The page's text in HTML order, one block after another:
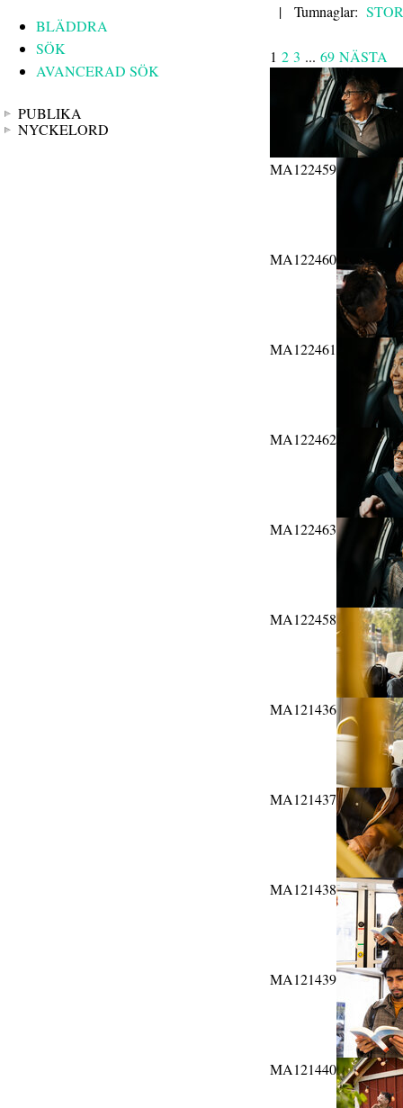
BLÄDDRA
SÖK
AVANCERAD SÖK
PUBLIKA
NYCKELORD
| Tumnaglar:
1 2 3 ... 69 NÄSTA
MA122459
MA122460
MA122461
MA122462
MA122463
MA122458
MA121436
MA121437
MA121438
MA121439
MA121440